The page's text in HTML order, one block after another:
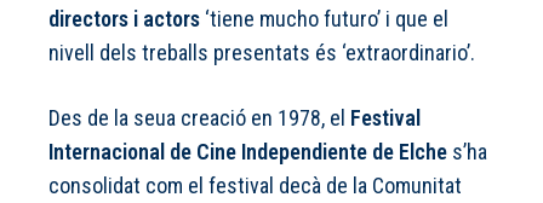
directors i actors ‘tiene mucho futuro’ i que el
nivell dels treballs presentats és ‘extraordinario’.
Des de la seua creació en 1978, el Festival
Internacional de Cine Independiente de Elche s’ha
consolidat com el festival decà de la Comunitat